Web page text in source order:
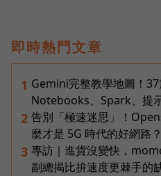
即時熱門文章
1 Gemini完整教學地圖！37
Notebooks、Spark、提
2 告別「極速迷思」！
麼才是 5G 時代的好網路？
3 專訪｜進貨沒變快，
副總揭比拚速度更棘手的